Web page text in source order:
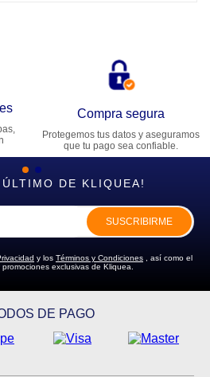
Compra segura
Protegemos tus datos y aseguramos
que tu pago sea confiable.
DE KLIQUEA!
SUSCRIBIRME
y los Términos y Condiciones , así como el
exclusivas de Kliquea.
DE PAGO